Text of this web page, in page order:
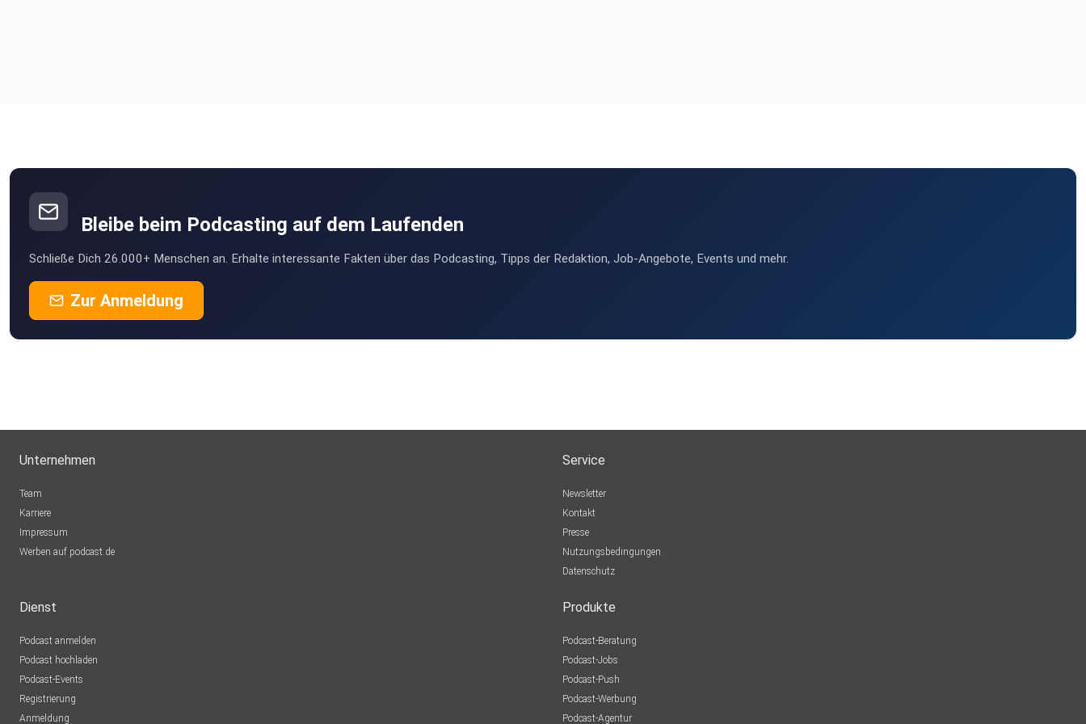
Bleibe beim Podcasting auf dem Laufenden
Schließe Dich 26.000+ Menschen an. Erhalte interessante Fakten über das Podcasting, Tipps der Redaktion, Job-Angebote, Events und mehr.
Zur Anmeldung
Unternehmen
Team
Karriere
Impressum
Werben auf podcast.de
Service
Newsletter
Kontakt
Presse
Nutzungsbedingungen
Datenschutz
Dienst
Podcast anmelden
Podcast hochladen
Podcast-Events
Registrierung
Anmeldung
Produkte
Podcast-Beratung
Podcast-Jobs
Podcast-Push
Podcast-Werbung
Podcast-Agentur